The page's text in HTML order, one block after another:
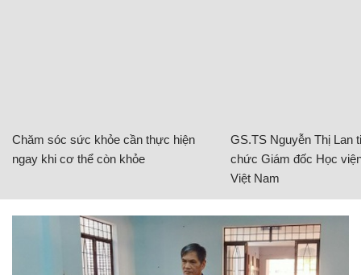
Chăm sóc sức khỏe cần thực hiện
ngay khi cơ thể còn khỏe
GS.TS Nguyễn Thị Lan
chức Giám đốc Học
Việt Nam